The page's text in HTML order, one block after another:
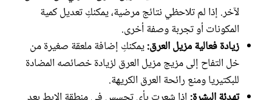
لآخر. إذا لم تلاحظي نتائج مرضية، يمكنكِ تعديل كمية
المكونات أو تجربة وصفة أخرى.
زيادة فعالية مزيل العرق:يمكنكِ إضافة ملعقة صغيرة من
خل التفاح إلى مزيج مزيل العرق لزيادة خصائصه المضادة
للبكتيريا ومنع رائحة العرق الكريهة.